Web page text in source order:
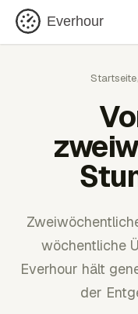
Everhour
Startseite
wöchentliche
Everhour hält
der